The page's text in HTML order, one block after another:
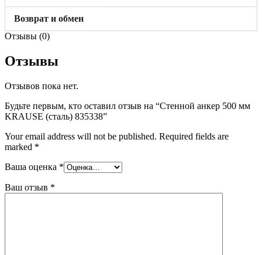
Возврат и обмен
Отзывы (0)
Отзывы
Отзывов пока нет.
Будьте первым, кто оставил отзыв на “Стенной анкер 500 мм
KRAUSE (сталь) 835338”
Your email address will not be published. Required fields are
marked *
Ваша оценка *
Ваш отзыв *